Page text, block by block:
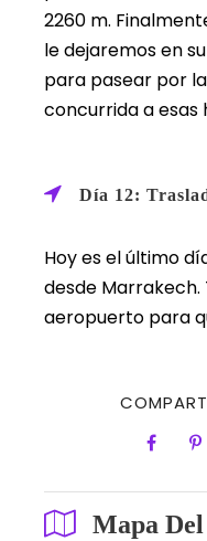
2260 m.
le dejaremos en
para pasear por
concurrida a esas
Día 12:
Hoy es el último
desde
aeropuerto para
Mapa